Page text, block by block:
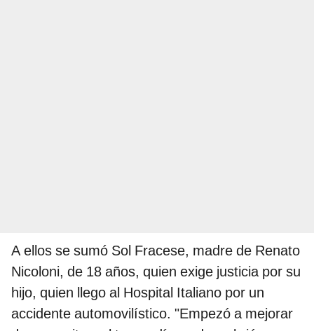
A ellos se sumó Sol Fracese, madre de Renato
Nicoloni, de 18 años, quien exige justicia por su
hijo, quien llego al Hospital Italiano por un
accidente automovilístico. "Empezó a mejorar